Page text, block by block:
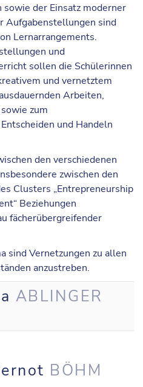
der Einsatz moderner
Aufgabenstellungen sind
Lernarrangements.
und
sollen die Schülerinnen
und vernetztem
Arbeiten,
zum
und Handeln
den verschiedenen
zwischen den
Clusters „Entrepreneurship
Beziehungen
fächerübergreifender
sind Vernetzungen zu allen
anzustreben.
ABLINGER
BÖHM